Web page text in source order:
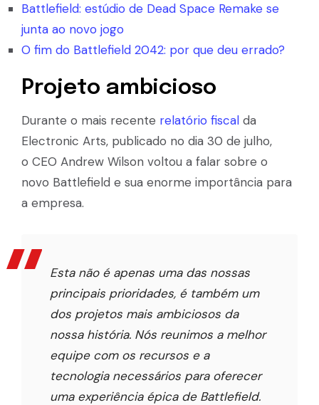
Battlefield: estúdio de Dead Space Remake se
junta ao novo jogo
O fim do Battlefield 2042: por que deu errado?
Projeto ambicioso
Durante o mais recente relatório fiscal da
Electronic Arts, publicado no dia 30 de julho,
o CEO Andrew Wilson voltou a falar sobre o
novo Battlefield e sua enorme importância para
a empresa.
Esta não é apenas uma das nossas
principais prioridades, é também um
dos projetos mais ambiciosos da
nossa história. Nós reunimos a melhor
equipe com os recursos e a
tecnologia necessários para oferecer
uma experiência épica de Battlefield.